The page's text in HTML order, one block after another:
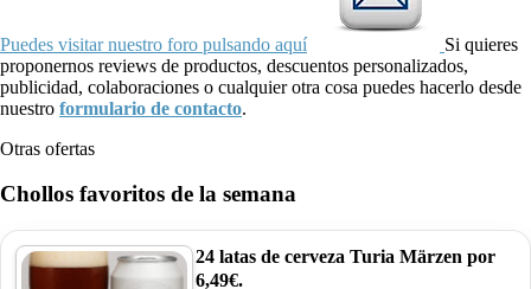
Puedes visitar nuestro foro pulsando aquí
Si quieres
proponernos reviews de productos, descuentos personalizados,
publicidad, colaboraciones o cualquier otra cosa puedes hacerlo desde
nuestro formulario de contacto.
Otras ofertas
Chollos favoritos de la semana
24 latas de cerveza Turia Märzen por
6,49€.